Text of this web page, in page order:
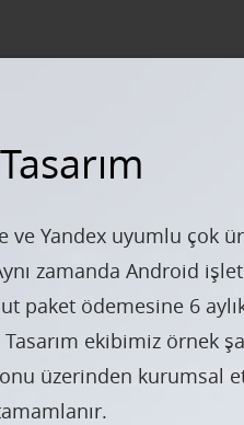
ve Yandex uyumlu
zamanda Android
paket ödemesine 6
ekibimiz örnek
üzerinden kurumsal